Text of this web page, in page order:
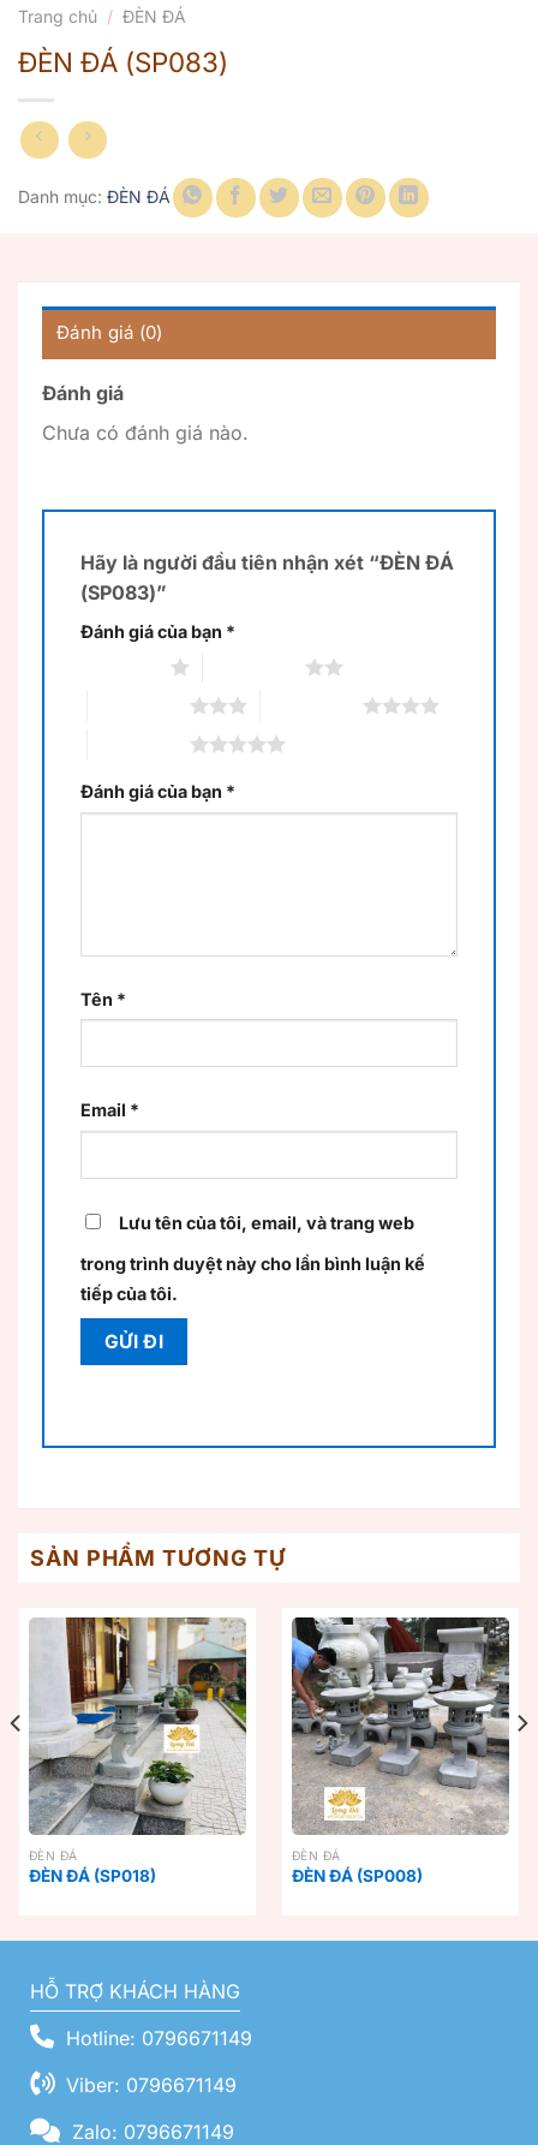
Trang chủ / ĐÈN ĐÁ
ĐÈN ĐÁ (SP083)
Danh mục: ĐÈN ĐÁ
Đánh giá (0)
Đánh giá
Chưa có đánh giá nào.
Hãy là người đầu tiên nhận xét “ĐÈN ĐÁ
(SP083)”
Đánh giá của bạn *
Đánh giá của bạn *
Tên *
Email *
Lưu tên của tôi, email, và trang web
trong trình duyệt này cho lần bình luận kế
tiếp của tôi.
SẢN PHẨM TƯƠNG TỰ
ĐÈN ĐÁ
ĐÈN ĐÁ (SP018)
ĐÈN ĐÁ
ĐÈN ĐÁ (SP008)
HỖ TRỢ KHÁCH HÀNG
Hotline: 0796671149
Viber: 0796671149
Zalo: 0796671149